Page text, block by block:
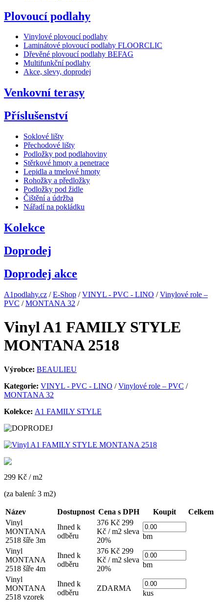
Plovoucí podlahy
Vinylové plovoucí podlahy
Laminátové plovoucí podlahy FLOORCLIC
Dřevěné plovoucí podlahy BEFAG
Multifunkční podlahy
Akce, slevy, doprodej
Venkovní terasy
Příslušenství
Soklové lišty
Přechodové lišty
Podložky pod podlahoviny
Stěrkové hmoty a penetrace
Lepidla a tmelové hmoty
Rohožky a předložky
Podložky pod židle
Čištění a údržba
Nářadí na pokládku
Kolekce
Doprodej
Doprodej akce
A1podlahy.cz /E-Shop /VINYL - PVC - LINO /Vinylové role –
PVC /MONTANA 32 /
Vinyl A1 FAMILY STYLE
MONTANA 2518
Výrobce: BEAULIEU
Kategorie: VINYL - PVC - LINO /Vinylové role – PVC /
MONTANA 32
Kolekce: A1 FAMILY STYLE
299 Kč / m2
(za balení: 3 m2)
Název Dostupnost Cena s DPH Koupit
Celkem
Vinyl
MONTANA
2518 šíře 3m
Ihned k
odběru
376 Kč 299
Kč / m2 sleva
20%
bm
Vinyl
MONTANA
2518 šíře 4m
Ihned k
odběru
376 Kč 299
Kč / m2 sleva
20%
bm
Vinyl
MONTANA
2518 vzorek
Ihned k
odběru
ZDARMA
kus